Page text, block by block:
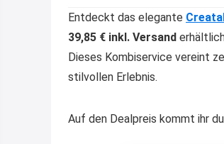
Entdeckt das elegante
39,85 € inkl. Versand
Dieses Kombiservice vereint
stilvollen Erlebnis.
Auf den Dealpreis kommt ihr